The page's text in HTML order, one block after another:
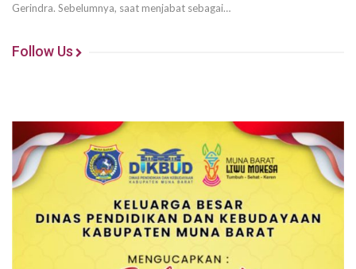
Gerindra. Sebelumnya, saat menjabat sebagai…
Follow Us